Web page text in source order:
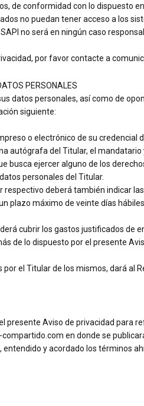
de conformidad con lo dispuesto
no puedan tener acceso a los
no será en ningún caso
por favor contacte a
PERSONALES
datos personales, así como de
siguiente:
o electrónico de su
autógrafa del Titular, el
busca ejercer alguno de los
personales del Titular.
deberá también indicar
plazo máximo de veinte días
cubrir los gastos justificados de
de lo dispuesto por el presente
el Titular de los mismos, dará
presente Aviso de privacidad
en donde se
y acordado los términos